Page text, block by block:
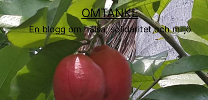
OMTANKE
En blogg om hälsa, solidaritet och miljö